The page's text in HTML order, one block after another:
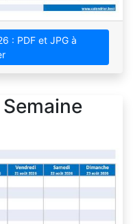
: PDF et JPG à